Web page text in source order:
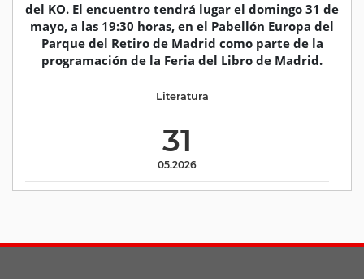
del KO. El encuentro tendrá lugar el domingo 31 de
mayo, a las 19:30 horas, en el Pabellón Europa del
Parque del Retiro de Madrid como parte de la
programación de la Feria del Libro de Madrid.
31
05.2026
Literatura